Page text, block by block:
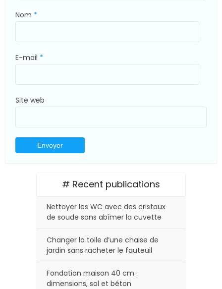
Nom *
E-mail *
Site web
# Recent publications
Nettoyer les WC avec des cristaux
de soude sans abîmer la cuvette
Changer la toile d’une chaise de
jardin sans racheter le fauteuil
Fondation maison 40 cm :
dimensions, sol et béton